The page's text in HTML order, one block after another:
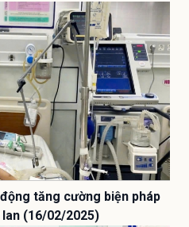
tăng cường biện pháp
(16/02/2025)